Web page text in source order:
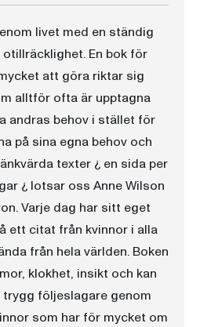
livet med en ständig
En bok för
att göra riktar sig
alltför ofta är upptagna
andras behov i stället för
på sina egna behov och
texter ¿ en sida per
¿ lotsar oss Anne Wilson
Varje dag har sitt eget
ett citat från kvinnor i alla
från hela världen. Boken
klokhet, insikt och kan
följeslagare genom
som har för mycket om